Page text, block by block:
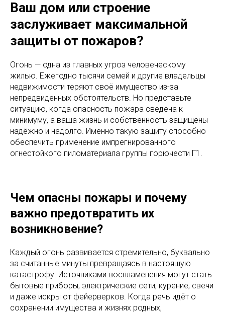
Ваш дом или строение
заслуживает максимальной
защиты от пожаров?
Огонь — одна из главных угроз человеческому
жилью. Ежегодно тысячи семей и другие владельцы
недвижимости теряют своё имущество из-за
непредвиденных обстоятельств. Но представьте
ситуацию, когда опасность пожара сведена к
минимуму, а ваша жизнь и собственность защищены
надёжно и надолго. Именно такую защиту способно
обеспечить применение импрегнированного
огнестойкого пиломатериала группы горючести Г1.
Чем опасны пожары и почему
важно предотвратить их
возникновение?
Каждый огонь развивается стремительно, буквально
за считанные минуты превращаясь в настоящую
катастрофу. Источниками воспламенения могут стать
бытовые приборы, электрические сети, курение, свечи
и даже искры от фейерверков. Когда речь идёт о
сохранении имущества и жизнях родных,